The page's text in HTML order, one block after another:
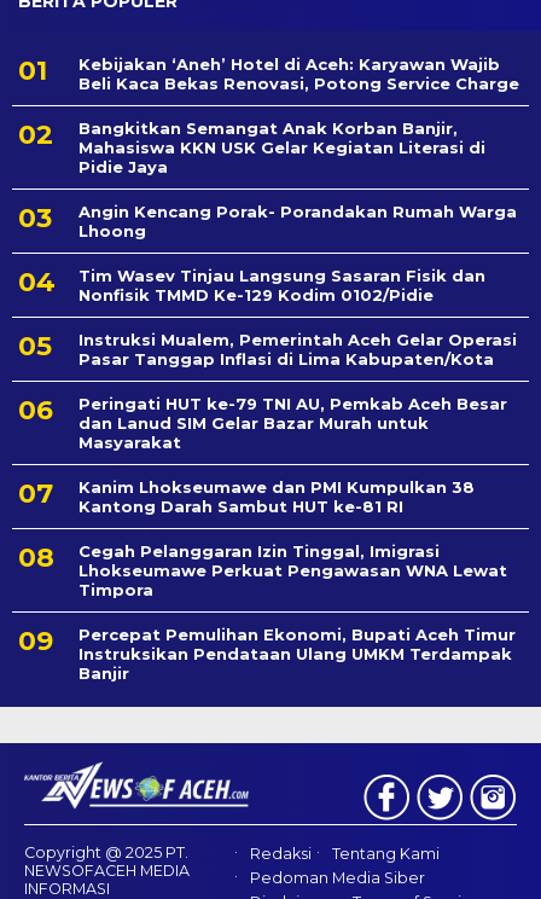
Kebijakan ‘Aneh’ Hotel di Aceh: Karyawan Wajib
Beli Kaca Bekas Renovasi, Potong Service Charge
Bangkitkan Semangat Anak Korban Banjir,
Mahasiswa KKN USK Gelar Kegiatan Literasi di
Pidie Jaya
Angin Kencang Porak- Porandakan Rumah Warga
Lhoong
Tim Wasev Tinjau Langsung Sasaran Fisik dan
Nonfisik TMMD Ke-129 Kodim 0102/Pidie
Instruksi Mualem, Pemerintah Aceh Gelar Operasi
Pasar Tanggap Inflasi di Lima Kabupaten/Kota
Peringati HUT ke-79 TNI AU, Pemkab Aceh Besar
dan Lanud SIM Gelar Bazar Murah untuk
Masyarakat
Kanim Lhokseumawe dan PMI Kumpulkan 38
Kantong Darah Sambut HUT ke-81 RI
Cegah Pelanggaran Izin Tinggal, Imigrasi
Lhokseumawe Perkuat Pengawasan WNA Lewat
Timpora
Percepat Pemulihan Ekonomi, Bupati Aceh Timur
Instruksikan Pendataan Ulang UMKM Terdampak
Banjir
Copyright @ 2025 PT.
NEWSOFACEH MEDIA
INFORMASI
Redaksi
Tentang Kami
Pedoman Media Siber